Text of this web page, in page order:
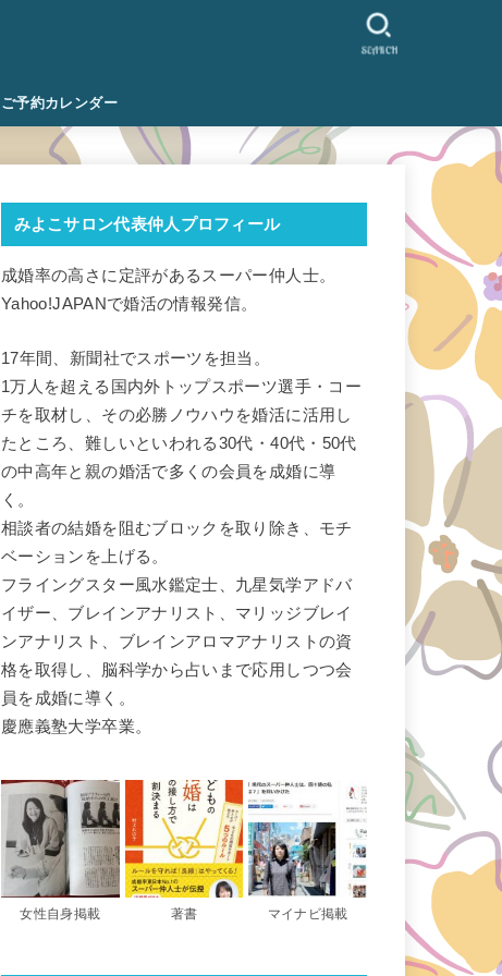
ご予約カレンダー
SEARCH
みよこサロン代表仲人プロフィール
成婚率の高さに定評があるスーパー仲人士。
Yahoo!JAPANで婚活の情報発信。
17年間、新聞社でスポーツを担当。
1万人を超える国内外トップスポーツ選手・コー
チを取材し、その必勝ノウハウを婚活に活用し
たところ、難しいといわれる30代・40代・50代
の中高年と親の婚活で多くの会員を成婚に導
く。
相談者の結婚を阻むブロックを取り除き、モチ
ベーションを上げる。
フライングスター風水鑑定士、九星気学アドバ
イザー、ブレインアナリスト、マリッジブレイ
ンアナリスト、ブレインアロマアナリストの資
格を取得し、脳科学から占いまで応用しつつ会
員を成婚に導く。
慶應義塾大学卒業。
女性自身掲載 著書 マイナビ掲載